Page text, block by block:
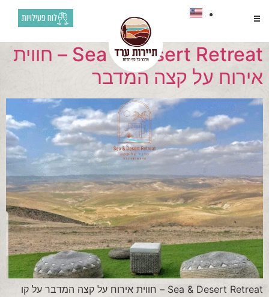
לוח פעילויות ארכיונים: לינה ואירוח
Sea & Desert Retreat – חווית
אירוח על קצה המדבר
Sea & Desert Retreat – חווית אירוח על קצה המדבר על קו